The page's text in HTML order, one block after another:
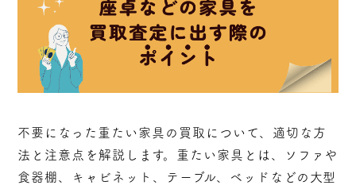
不要になった重たい家具の買取について、適切な方
法と注意点を解説します。重たい家具とは、ソファや
食器棚、キャビネット、テーブル、ベッドなどの大型